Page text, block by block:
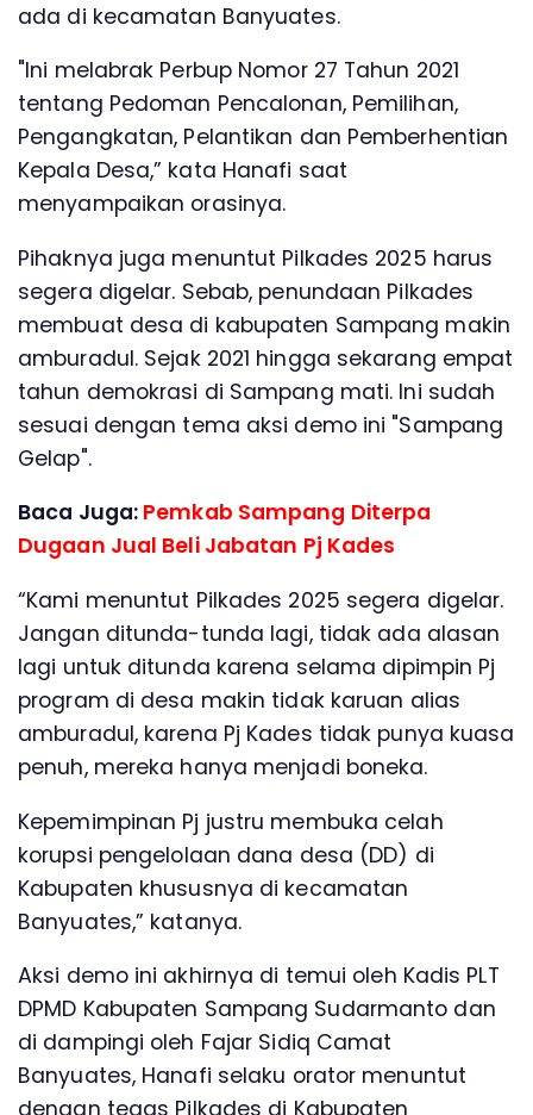
ada di kecamatan Banyuates.
"Ini melabrak Perbup Nomor 27 Tahun 2021
tentang Pedoman Pencalonan, Pemilihan,
Pengangkatan, Pelantikan dan Pemberhentian
Kepala Desa,” kata Hanafi saat
menyampaikan orasinya.
Pihaknya juga menuntut Pilkades 2025 harus
segera digelar. Sebab, penundaan Pilkades
membuat desa di kabupaten Sampang makin
amburadul. Sejak 2021 hingga sekarang empat
tahun demokrasi di Sampang mati. Ini sudah
sesuai dengan tema aksi demo ini "Sampang
Gelap".
Baca Juga: Pemkab Sampang Diterpa
Dugaan Jual Beli Jabatan Pj Kades
“Kami menuntut Pilkades 2025 segera digelar.
Jangan ditunda-tunda lagi, tidak ada alasan
lagi untuk ditunda karena selama dipimpin Pj
program di desa makin tidak karuan alias
amburadul, karena Pj Kades tidak punya kuasa
penuh, mereka hanya menjadi boneka.
Kepemimpinan Pj justru membuka celah
korupsi pengelolaan dana desa (DD) di
Kabupaten khususnya di kecamatan
Banyuates,” katanya.
Aksi demo ini akhirnya di temui oleh Kadis PLT
DPMD Kabupaten Sampang Sudarmanto dan
di dampingi oleh Fajar Sidiq Camat
Banyuates, Hanafi selaku orator menuntut